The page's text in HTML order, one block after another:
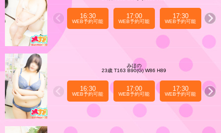
16:30
WEB予約可能
17:00
WEB予約可能
17:30
WEB予約可能
みほの
23歳 T163 B90(G) W86 H89
16:30
WEB予約可能
17:00
WEB予約可能
17:30
WEB予約可能